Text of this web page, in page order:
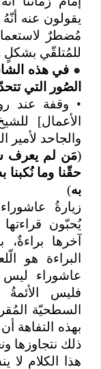
يقولون عنه
مُضطرٌ
للمُتلقّي بشكلٍ
●
في هذه
الصُور التي
•
وقفة عند
الأعمال]
والجاحد لأمير
مَن لم يعرف
حقّنا وما نُكبنا
به)
زيارةُ
يُحبّون
آخرها براءةٌ،
البراءة هو
عاشوراء ليس
فليس الأئمةُ
السطحيّة
ذلك نتجاوزها
هذا الكلام